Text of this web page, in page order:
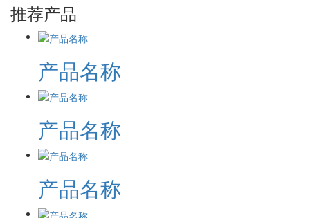
推荐产品
产品名称
产品名称
产品名称